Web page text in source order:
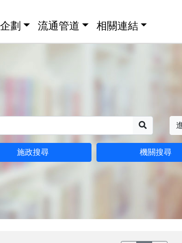
劃 流通管道 相關連結
施政搜尋 機關搜尋